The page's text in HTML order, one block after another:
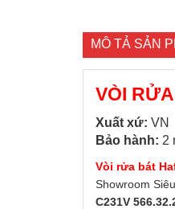
MÔ TẢ SẢN
VÒI
Xuất xứ: VN
Bảo hành: 2
Vòi rửa bát
Showroom
C231V